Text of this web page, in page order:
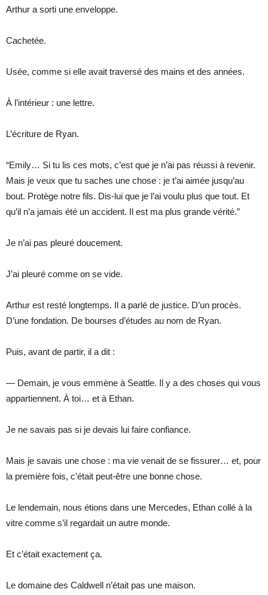
Arthur a sorti une enveloppe.
Cachetée.
Usée, comme si elle avait traversé des mains et des années.
À l’intérieur : une lettre.
L’écriture de Ryan.
“Emily… Si tu lis ces mots, c’est que je n’ai pas réussi à revenir.
Mais je veux que tu saches une chose : je t’ai aimée jusqu’au
bout. Protège notre fils. Dis-lui que je l’ai voulu plus que tout. Et
qu’il n’a jamais été un accident. Il est ma plus grande vérité.”
Je n’ai pas pleuré doucement.
J’ai pleuré comme on se vide.
Arthur est resté longtemps. Il a parlé de justice. D’un procès.
D’une fondation. De bourses d’études au nom de Ryan.
Puis, avant de partir, il a dit :
— Demain, je vous emmène à Seattle. Il y a des choses qui vous
appartiennent. À toi… et à Ethan.
Je ne savais pas si je devais lui faire confiance.
Mais je savais une chose : ma vie venait de se fissurer… et, pour
la première fois, c’était peut-être une bonne chose.
Le lendemain, nous étions dans une Mercedes, Ethan collé à la
vitre comme s’il regardait un autre monde.
Et c’était exactement ça.
Le domaine des Caldwell n’était pas une maison.